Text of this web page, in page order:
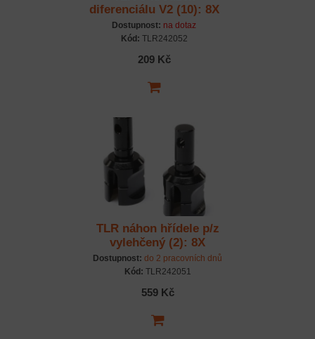
diferenciálu V2 (10): 8X
Dostupnost: na dotaz
Kód: TLR242052
209 Kč
TLR náhon hřídele p/z
vylehčený (2): 8X
Dostupnost: do 2 pracovních dnů
Kód: TLR242051
559 Kč